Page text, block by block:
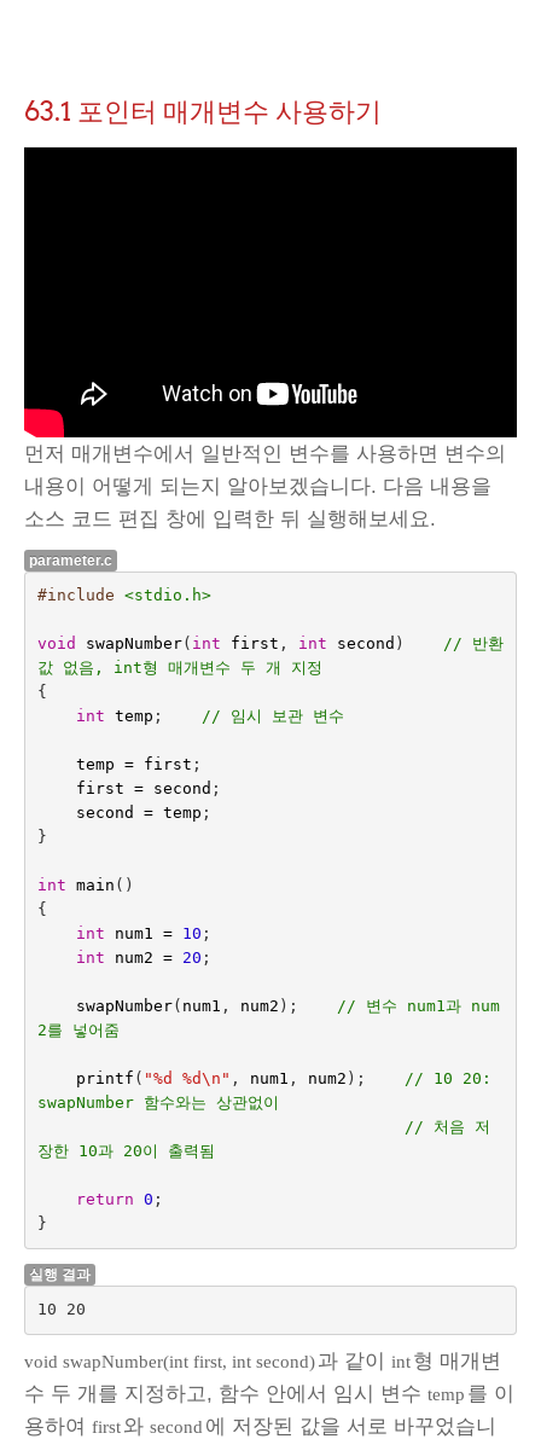
63.1 포인터 매개변수 사용하기
먼저 매개변수에서 일반적인 변수를 사용하면 변수의
내용이 어떻게 되는지 알아보겠습니다. 다음 내용을
소스 코드 편집 창에 입력한 뒤 실행해보세요.
parameter.c
#include <stdio.h>
void swapNumber( int first , int second ) // 반환
값 없음, int형 매개변수 두 개 지정
{
int temp ; // 임시 보관 변수
temp = first ;
first = second ;
second
= temp ;
}
int main ()
{
int
num1 = 10 ;
int
num2 = 20 ;
swapNumber( num1 , num2 ); // 변수 num1과 num
2를 넣어줌
printf ( "%d %d\n " , num1 , num2 ); // 10 20:
swapNumber 함수와는 상관없이
// 처음 저
장한 10과 20이 출력됨
return 0 ;
}
실행 결과
10 20
void swapNumber(int first, int second)과 같이 int형 매개변
수 두 개를 지정하고, 함수 안에서 임시 변수 temp 를 이
용하여 first와 second 에 저장된 값을 서로 바꾸었습니